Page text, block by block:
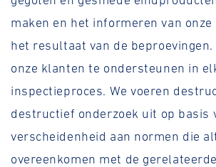
maken en het informeren van
het resultaat van de beproevingen.
onze klanten te ondersteunen in
inspectieproces. We voeren
destructief onderzoek uit op basis
verscheidenheid aan normen die
overeenkomen met de